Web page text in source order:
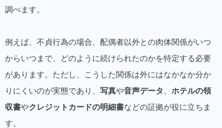
調べます。
例えば、不貞行為の場合、配偶者以外との肉体関係がいつ
からいつまで、どのように続けられたのかを特定する必要
があります。ただし、こうした関係は外にはなかなか分か
りにくいのが実態であり、 写真や音声データ
ホテルの領
収書やクレジットカードの明細書などの証拠が役に立ちま
す。